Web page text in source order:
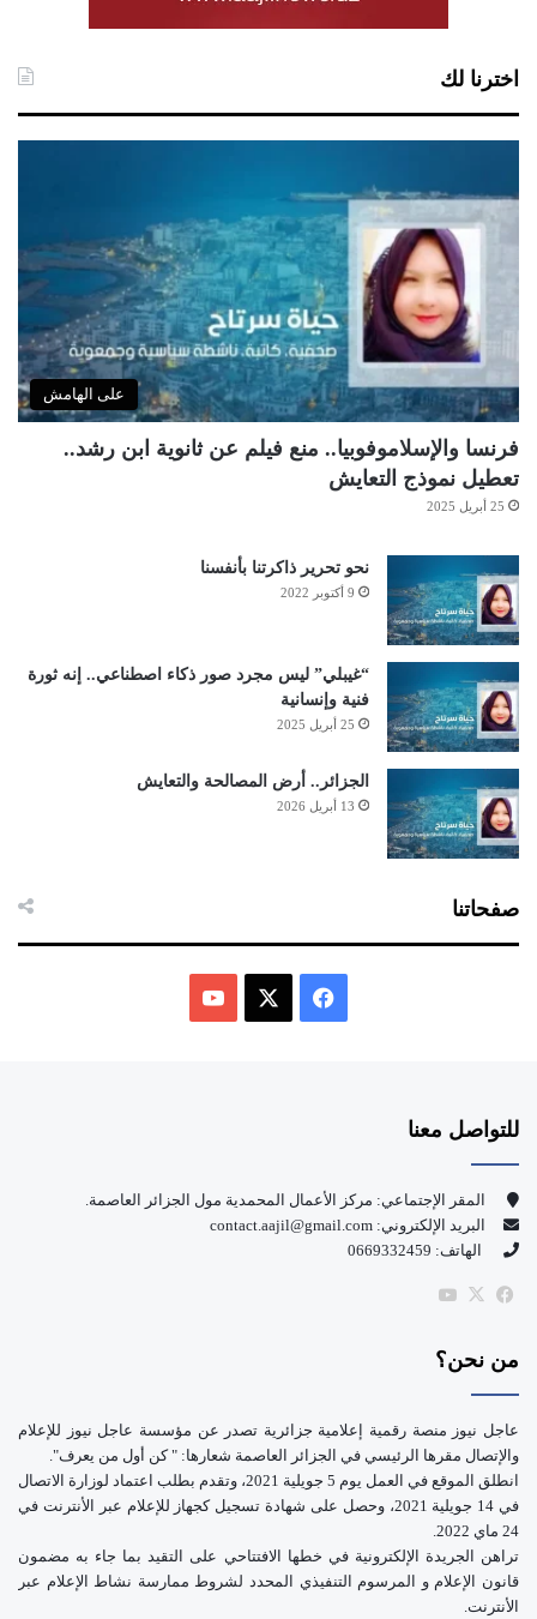
اخترنا لك
على الهامش
فرنسا والإسلاموفوبيا.. منع فيلم عن ثانوية ابن رشد..
تعطيل نموذج التعايش
25 أبريل 2025
نحو تحرير ذاكرتنا بأنفسنا
9 أكتوبر 2022
“غيبلي” ليس مجرد صور ذكاء اصطناعي.. إنه ثورة
فنية وإنسانية
25 أبريل 2025
الجزائر.. أرض المصالحة والتعايش
13 أبريل 2026
صفحاتنا
و
ك
للتواصل معنا
المقر الإجتماعي: مركز الأعمال المحمدية مول الجزائر العاصمة.
البريد الإلكتروني: contact.aajil@gmail.com
الهاتف: 0669332459
فيسبوك
‫X
من نحن؟
عاجل نيوز منصة رقمية إعلامية جزائرية تصدر عن مؤسسة عاجل نيوز للإعلام
والإتصال مقرها الرئيسي في الجزائر العاصمة شعارها: " كن أول من يعرف".
انطلق الموقع في العمل يوم 5 جويلية 2021، وتقدم بطلب اعتماد لوزارة الاتصال
في 14 جويلية 2021، وحصل على شهادة تسجيل كجهاز للإعلام عبر الأنترنت في
24 ماي 2022.
تراهن الجريدة الإلكترونية في خطها الافتتاحي على التقيد بما جاء به مضمون
قانون الإعلام و المرسوم التنفيذي المحدد لشروط ممارسة نشاط الإعلام عبر
الأنترنت.